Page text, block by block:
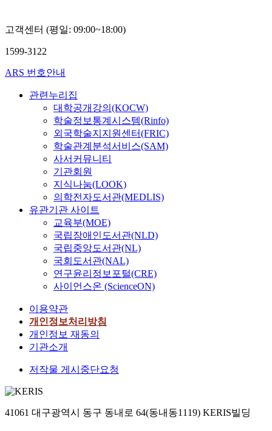
고객센터 (평일: 09:00~18:00)
1599-3122
ARS 번호안내
관련누리집
대학공개강의(KOCW)
학술정보통계시스템(Rinfo)
외국학술지지원센터(FRIC)
학술관계분석서비스(SAM)
사서커뮤니티
기관회원
지식나눔(LOOK)
의학전자도서관(MEDLIS)
유관기관 사이트
교육부(MOE)
국립장애인도서관(NLD)
국립중앙도서관(NL)
국회도서관(NAL)
연구윤리정보포털(CRE)
사이언스온 (ScienceON)
이용약관
개인정보처리방침
개인정보 재동의
기관소개
저작물 게시중단요청
41061 대구광역시 동구 동내로 64(동내동1119) KERIS빌딩